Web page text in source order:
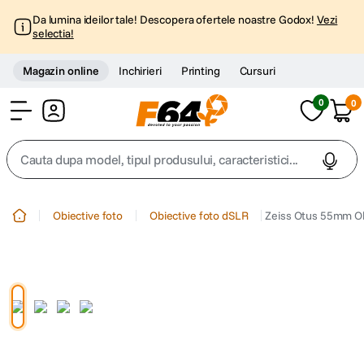
Da lumina ideilor tale! Descopera ofertele noastre Godox! Vezi
selectia!
Magazin online Inchirieri Printing Cursuri
0 0
Cauta dupa model, tipul produsului, caracteristici...
Obiective foto Obiective foto dSLR Zeiss Otus 55mm